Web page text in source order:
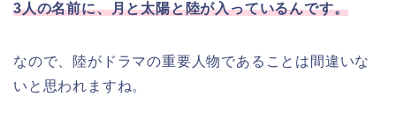
3人の名前に、月と太陽と陸が入っているんです。
なので、陸がドラマの重要人物であることは間違いな
いと思われますね。